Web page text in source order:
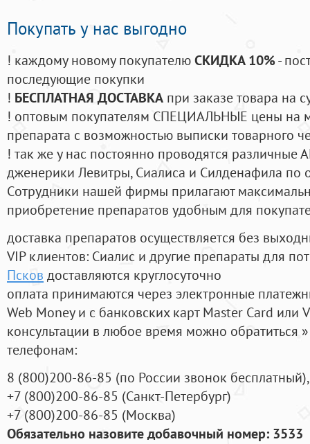
Покупать у нас выгодно
! каждому новому покупателюСКИДКА 10%-
последующие покупки
! БЕСПЛАТНАЯ ДОСТАВКА при заказе товара на
! оптовым покупателям СПЕЦИАЛЬНЫЕ цены на
препарата с возможностью выписки товарного
! так же у нас постоянно проводятся
дженерики Левитры, Сиалиса и Силденафила по
Cотрудники нашей фирмы прилагают
приобретение препаратов удобным для
доставка препаратов осуществляется без
VIP клиентов: Сиалис и другие препараты для
Псков доставляются круглосуточно
оплата принимаются через электронные
Web Money и с банковских карт Master Card или
консультации в любое время можно обратиться
телефонам:
8 (800)200-86-85 (по России звонок бесплатный),
+7 (800)200-86-85 (Санкт-Петербург)
+7 (800)200-86-85 (Москва)
Обязательно назовите добавочный номер: 3533